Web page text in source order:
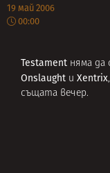
19 май 2006
00:00
Testament няма да
Onslaught и Xentrix
същата вечер.